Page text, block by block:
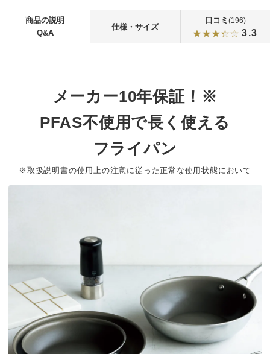
商品の説明
Q&A
仕様・サイズ
口コミ (196)
3.3
メーカー10年保証！※
PFAS不使用で長く使える
フライパン
※取扱説明書の使用上の注意に従った正常な使用状態において